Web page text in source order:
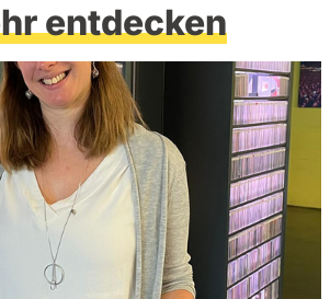
entdecken